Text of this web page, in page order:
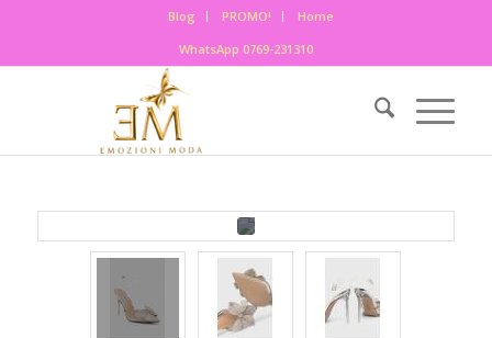
Blog PROMO!
Home
WhatsApp 0769-231310